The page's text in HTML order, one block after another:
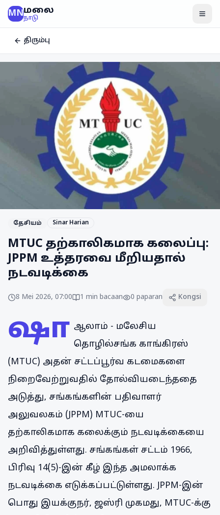
MNமலை
நாடு
திரும்பு
தேசியம் Sinar Harian
MTUC தற்காலிகமாக கலைப்பு:
JPPM உத்தரவை மீறியதால்
நடவடிக்கை
8 Mei 2026, 07:00 1 min bacaan 0 paparan Kongsi
ஷா ஆலாம் - மலேசிய
தொழில்சங்க காங்கிரஸ்
(MTUC) அதன் சட்டப்பூர்வ கடமைகளை
நிறைவேற்றுவதில் தோல்வியடைந்ததை
அடுத்து, சங்கங்களின் பதிவாளர்
அலுவலகம் (JPPM) MTUC-யை
தற்காலிகமாக கலைக்கும் நடவடிக்கையை
அறிவித்துள்ளது. சங்கங்கள் சட்டம் 1966,
பிரிவு 14(5)-இன் கீழ் இந்த அமலாக்க
நடவடிக்கை எடுக்கப்பட்டுள்ளது. JPPM-இன்
பொது இயக்குநர், ஜஸ்ரி முகமது, MTUC-க்கு